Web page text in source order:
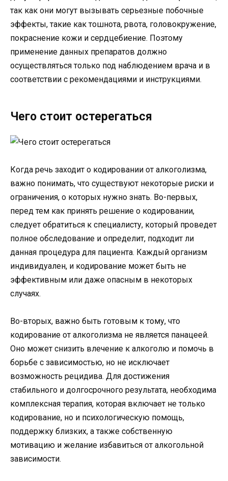
так как они могут вызывать серьезные побочные
эффекты, такие как тошнота, рвота, головокружение,
покраснение кожи и сердцебиение. Поэтому
применение данных препаратов должно
осуществляться только под наблюдением врача и в
соответствии с рекомендациями и инструкциями.
Чего стоит остерегаться
Когда речь заходит о кодировании от алкоголизма,
важно понимать, что существуют некоторые риски и
ограничения, о которых нужно знать. Во-первых,
перед тем как принять решение о кодировании,
следует обратиться к специалисту, который проведет
полное обследование и определит, подходит ли
данная процедура для пациента. Каждый организм
индивидуален, и кодирование может быть не
эффективным или даже опасным в некоторых
случаях.
Во-вторых, важно быть готовым к тому, что
кодирование от алкоголизма не является панацеей.
Оно может снизить влечение к алкоголю и помочь в
борьбе с зависимостью, но не исключает
возможность рецидива. Для достижения
стабильного и долгосрочного результата, необходима
комплексная терапия, которая включает не только
кодирование, но и психологическую помощь,
поддержку близких, а также собственную
мотивацию и желание избавиться от алкогольной
зависимости.